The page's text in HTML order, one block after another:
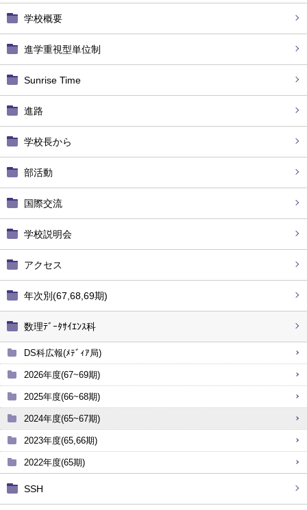
学校概要
進学重視型単位制
Sunrise Time
進路
学校長から
部活動
国際交流
学校説明会
アクセス
年次別(67,68,69期)
数理ﾃﾞｰﾀｻｲｴﾝｽ科
DS科広報(ﾒﾃﾞｨｱ局)
2026年度(67~69期)
2025年度(66~68期)
2024年度(65~67期)
2023年度(65,66期)
2022年度(65期)
SSH